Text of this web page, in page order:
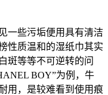
一些污垢便用具有清洁
性质温和的湿纸巾其实
斑等等不可逆转的问
BOY”为例，牛
用，是较难看到使用痕